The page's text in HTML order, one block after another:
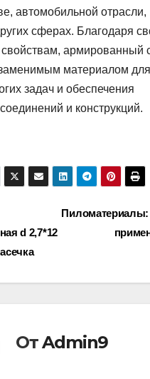
автомобильной отрасли,
сферах. Благодаря
армированный
материалом для
задач и обеспечения
и конструкций.
d 2,7*12
ОтAdmin9